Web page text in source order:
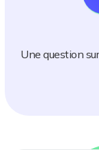
Une question